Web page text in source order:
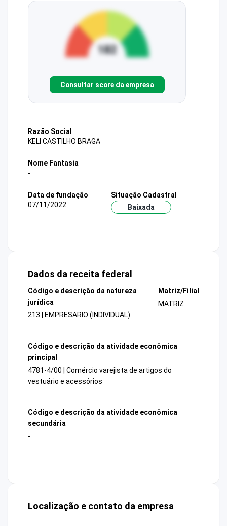
Consultar score da empresa
Razão Social
KELI CASTILHO BRAGA
Nome Fantasia
-
Data de fundação
07/11/2022
Situação Cadastral
Baixada
Dados da receita federal
Código e descrição da natureza
jurídica
213 | EMPRESARIO (INDIVIDUAL)
Matriz/Filial
MATRIZ
Código e descrição da atividade econômica
principal
4781-4/00 | Comércio varejista de artigos do
vestuário e acessórios
Código e descrição da atividade econômica
secundária
-
Localização e contato da empresa